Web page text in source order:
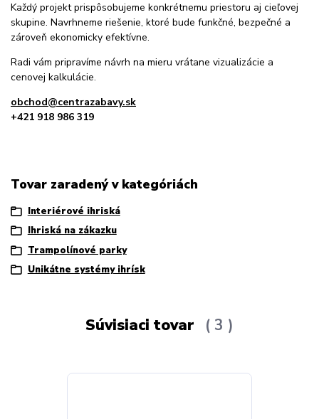
Každý projekt prispôsobujeme konkrétnemu priestoru aj cieľovej
skupine. Navrhneme riešenie, ktoré bude funkčné, bezpečné a
zároveň ekonomicky efektívne.
Radi vám pripravíme návrh na mieru vrátane vizualizácie a
cenovej kalkulácie.
obchod@centrazabavy.sk
+421 918 986 319
Tovar zaradený v kategóriách
Interiérové ihriská
Ihriská na zákazku
Trampolínové parky
Unikátne systémy ihrísk
Súvisiaci tovar 3